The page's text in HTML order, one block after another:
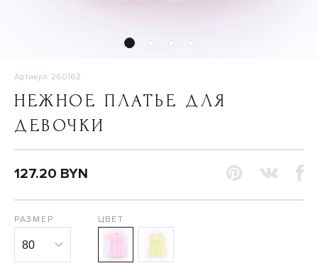
Артикул: 260162
НЕЖНОЕ ПЛАТЬЕ ДЛЯ
ДЕВОЧКИ
127.20 BYN
РАЗМЕР ЦВЕТ